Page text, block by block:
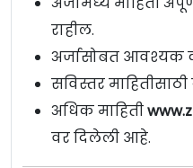
राहील.
अर्जासोबत आवश्यक
सविस्तर
अधिक माहिती
वर दिलेली आहे.